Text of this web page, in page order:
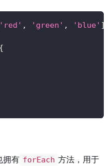
'red' , 'green' , 'blue' ]
{
拥有 forEach 方法，用于